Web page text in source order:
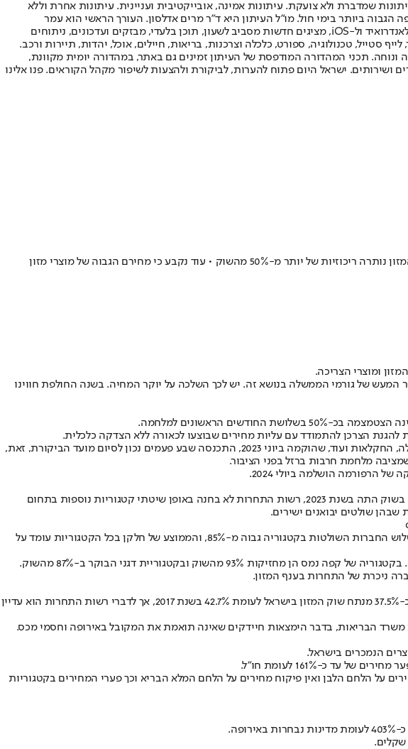
שמדברת ולא צועקת. עיתונות אמינה, אובייקטיבית ועניינית. עיתונות אחרת וללא
היום" לעיתון הישראלי בעל שיעור החשיפה הגבוה ביותר בימי חול. מו"ל העיתון היא ד"ר מרים אדלסון. העורך הראשי הוא עמר
לחמנוביץ, והעורך המייסד הוא עמוס רגב. אתרי האינטרנט של "ישראל היום" בעברית ובאנגלית, כמו כן היישומונים (אפליקציות) לאנדרואיד ול-iOS, מציגים חדשות מסביב לשעון, תוכן בלעדי, מבזקים ועדכונים, ניתוחים
סטייל, טכנולוגיה, ספורט, כלכלה וצרכנות, בריאות, חיילים, אוכל, יהדות, תיירות ורכב.
ונוחה. תכני המהדורה המודפסת של העיתון זמינים גם באתר, במהדורה יומית מקוונת,
ושירותים. ישראל היום פתוח להערות, לביקורת ולהצעות לשיפור מקהל הקוראים. פנו אלינו
"רשות התחרות לא בחנה באופן שיטתי קטגוריות בתחום המזון ומוצרי הצריכה", קבע המבקר • ב-36 מתוך 38 קטגוריות בענף המזון נותרה ריכוזיות של יותר מ-50% מהשוק • עוד נקבע כי מחירם הגבוה של מוצרי מזון
ומוצרי הצריכה.
המעש של גורמי הממשלה בנושא זה. יש לכך השלכה על יוקר המחיה. בשנה החולפת חווינו
באשר להתמודדות עם יוקר המחייה, עולה כי ועדת השרים למאבק ביוקר המחיה, בהשתתפות ראש הממשלה ושרי האוצר, הכלכלה, החקלאות ועוד, שהוקמה ביוני 2023, התכנסה שבע פעמים נכון לסיום מועד הביקורת, זאת,
מלחמת חרבות ברזל בפני הציבור.
על רקע יוקר המחייה ועליות המחירים, התייחס המבקר לפעילות רשות התחרות בנושא ריכוזיות גבוהה וקבע כי למעט פעילותה בשוק התה בשנת 2023, רשות התחרות לא בחנה באופן שיטתי קטגוריות נוספות בתחום
שולטים יבואנים ישירים.
נמצא כי ב-36 מתוך 38 קטגוריות בענף המזון נותרה ריכוזיות גבוהה עם למעלה מ-50% מהשוק. ב-20 קטגוריות מזון חלקן של שלוש החברות השולטות בקטגוריה גבוה מ-85%, והממוצע של חלקן בכל הקטגוריות עומד על
נתח השוק של חמשת הספקים הגדולים בשוק המזון והצריכה אמנם הצטמצם מעט במשך השנים, כך שבשנת 2022 הם החזיקו בכ-37.5% מנתח שוק המזון בישראל לעומת 42.7% בשנת 2017, אך לדברי רשות התחרות הוא עדיין
משרד הבריאות, בדבר הימצאות חיידקים שאינה תואמת את המקובל באירופה וחסמי מכס.
כ-161% לעומת חו"ל.
על הלחם הלבן ואין פיקוח מחירים על הלחם המלא הבריא וכך פערי המחירים בקטגוריות